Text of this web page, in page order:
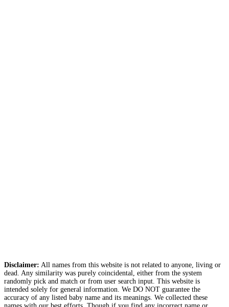
Disclaimer: All names from this website is not related to anyone, living or
dead. Any similarity was purely coincidental, either from the system
randomly pick and match or from user search input. This website is
intended solely for general information. We DO NOT guarantee the
accuracy of any listed baby name and its meanings. We collected these